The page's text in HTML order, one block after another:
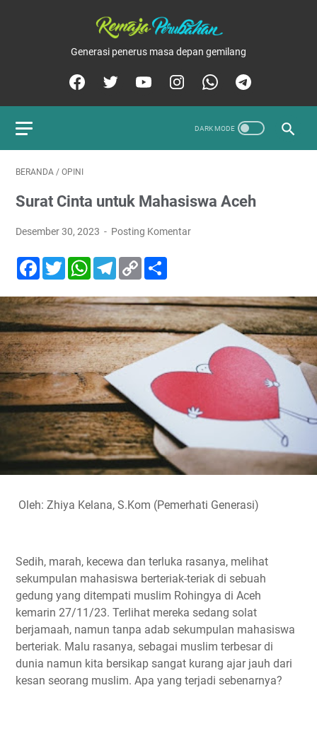
Generasi penerus masa depan gemilang
BERANDA / OPINI
Surat Cinta untuk Mahasiswa Aceh
Desember 30, 2023 Posting Komentar
F
a
e
b
o
o
k
T
w
t
t
e
r
W
t
s
A
p
p
T
e
g
r
a
m
C
y
L
i
n
k
r
e
Oleh: Zhiya Kelana, S.Kom (Pemerhati Generasi)
Sedih, marah, kecewa dan terluka rasanya, melihat
sekumpulan mahasiswa berteriak-teriak di sebuah
gedung yang ditempati muslim Rohingya di Aceh
kemarin 27/11/23. Terlihat mereka sedang solat
berjamaah, namun tanpa adab sekumpulan mahasiswa
berteriak. Malu rasanya, sebagai muslim terbesar di
dunia namun kita bersikap sangat kurang ajar jauh dari
kesan seorang muslim. Apa yang terjadi sebenarnya?